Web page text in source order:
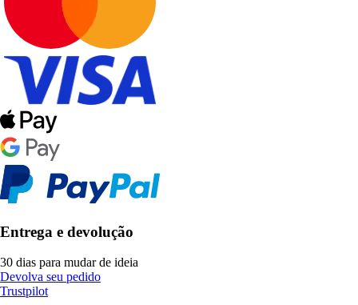
Entrega e devolução
30 dias para mudar de ideia
Devolva seu pedido
Trustpilot